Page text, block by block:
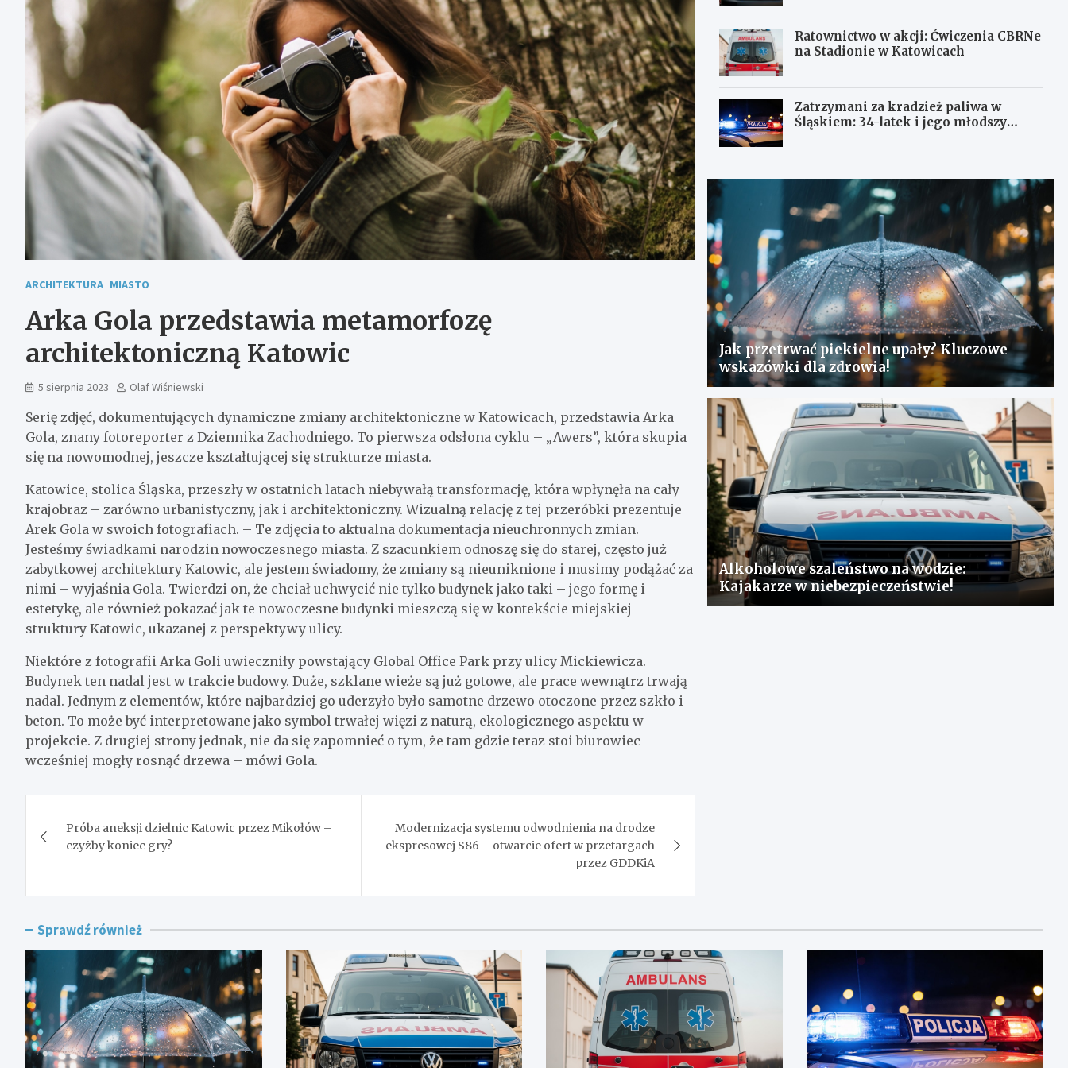
ARCHITEKTURA MIASTO
Arka Gola przedstawia metamorfozę
architektoniczną Katowic
5 sierpnia 2023 Olaf Wiśniewski
Serię zdjęć, dokumentujących dynamiczne zmiany architektoniczne w Katowicach, przedstawia Arka
Gola, znany fotoreporter z Dziennika Zachodniego. To pierwsza odsłona cyklu – „Awers”, która skupia
się na nowomodnej, jeszcze kształtującej się strukturze miasta.
Katowice, stolica Śląska, przeszły w ostatnich latach niebywałą transformację, która wpłynęła na cały
krajobraz – zarówno urbanistyczny, jak i architektoniczny. Wizualną relację z tej przeróbki prezentuje
Arek Gola w swoich fotografiach. – Te zdjęcia to aktualna dokumentacja nieuchronnych zmian.
Jesteśmy świadkami narodzin nowoczesnego miasta. Z szacunkiem odnoszę się do starej, często już
zabytkowej architektury Katowic, ale jestem świadomy, że zmiany są nieuniknione i musimy podążać za
nimi – wyjaśnia Gola. Twierdzi on, że chciał uchwycić nie tylko budynek jako taki – jego formę i
estetykę, ale również pokazać jak te nowoczesne budynki mieszczą się w kontekście miejskiej
struktury Katowic, ukazanej z perspektywy ulicy.
Niektóre z fotografii Arka Goli uwieczniły powstający Global Office Park przy ulicy Mickiewicza.
Budynek ten nadal jest w trakcie budowy. Duże, szklane wieże są już gotowe, ale prace wewnątrz trwają
nadal. Jednym z elementów, które najbardziej go uderzyło było samotne drzewo otoczone przez szkło i
beton. To może być interpretowane jako symbol trwałej więzi z naturą, ekologicznego aspektu w
projekcie. Z drugiej strony jednak, nie da się zapomnieć o tym, że tam gdzie teraz stoi biurowiec
wcześniej mogły rosnąć drzewa – mówi Gola.
wpisu
Próba aneksji dzielnic Katowic przez Mikołów –
czyżby koniec gry?
Modernizacja systemu odwodnienia na drodze
ekspresowej S86 – otwarcie ofert w przetargach
przez GDDKiA
Ratownictwo w akcji: Ćwiczenia CBRNe
na Stadionie w Katowicach
Zatrzymani za kradzież paliwa w
Śląskiem: 34-latek i jego młodszy
Jak przetrwać piekielne upały? Kluczowe
wskazówki dla zdrowia!
Alkoholowe szaleństwo na wodzie:
Kajakarze w niebezpieczeństwie!
Sprawdź również